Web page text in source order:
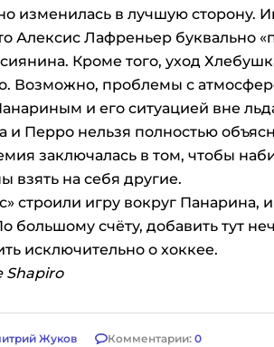
изменилась в лучшую сторону.
Алексис Лафреньер буквально
Кроме того, уход
Возможно, проблемы с
и его ситуацией вне
и Перро нельзя полностью
заключалась в том, чтобы
взять на себя другие.
строили игру вокруг Панарина,
большому счёту, добавить тут
исключительно о хоккее.
Shapiro
Жуков Комментарии: 0